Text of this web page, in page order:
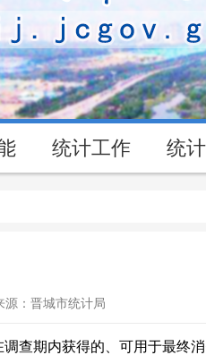
统计工作 统
源： 晋城市统计局
查期内获得的、可用于最终